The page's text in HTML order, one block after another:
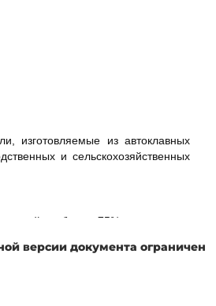
изготовляемые из автоклавных
и сельскохозяйственных
не более 75% при условии
стен зданий с агрессивными
версии документа ограничен